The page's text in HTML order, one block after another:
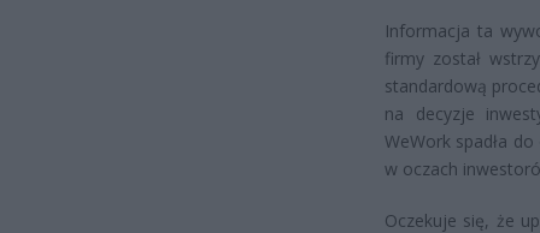
Informacja ta
firmy został
standardową
na decyzje
WeWork spadła
w oczach
Oczekuje się, że